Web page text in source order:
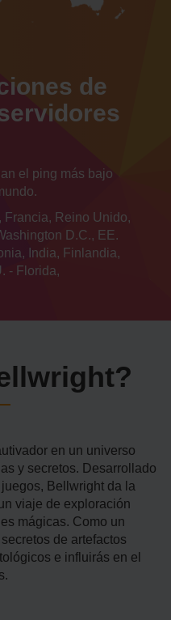
de
el ping más bajo
Francia, Reino Unido,
D.C., EE.
India, Finlandia,
- Florida,
en un universo
y secretos. Desarrollado
Bellwright da la
viaje de exploración
mágicas. Como un
de artefactos
e influirás en el